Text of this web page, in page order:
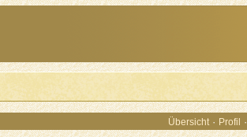
Übersicht · Profil ·